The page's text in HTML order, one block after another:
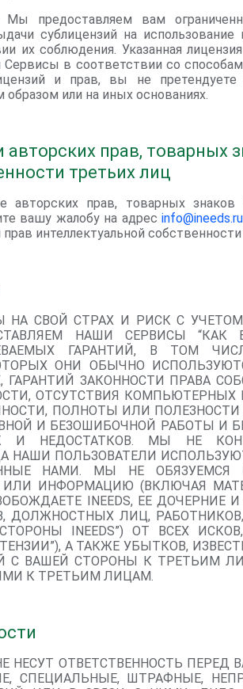
Мы предоставляем вам
сублицензий на
их соблюдения. Указанная
в соответствии со
и прав, вы не
или на иных основаниях.
прав, товарных
третьих лиц
прав, товарных знаков
вашу жалобу на адрес info@ineeds.ru
интеллектуальной
НА СВОЙ СТРАХ И РИСК С
НАШИ СЕРВИСЫ “КАК
ГАРАНТИЙ, В ТОМ
ОНИ ОБЫЧНО
ЗАКОННОСТИ ПРАВА
ОТСУТСТВИЯ КОМПЬЮТЕРНЫХ
ПОЛНОТЫ ИЛИ
И БЕЗОШИБОЧНОЙ РАБОТЫ И
И НЕДОСТАТКОВ. МЫ НЕ
НАШИ ПОЛЬЗОВАТЕЛИ
НАМИ. МЫ НЕ ОБЯЗУЕМСЯ
ИЛИ ИНФОРМАЦИЮ (ВКЛЮЧАЯ
INEEDS, ЕЕ
ЛИЦ,
INEEDS”) ОТ ВСЕХ
А ТАКЖЕ УБЫТКОВ,
С ВАШЕЙ СТОРОНЫ К ТРЕТЬИМ
К ТРЕТЬИМ ЛИЦАМ.
НЕСУТ ОТВЕТСТВЕННОСТЬ
СПЕЦИАЛЬНЫЕ, ШТРАФНЫЕ,